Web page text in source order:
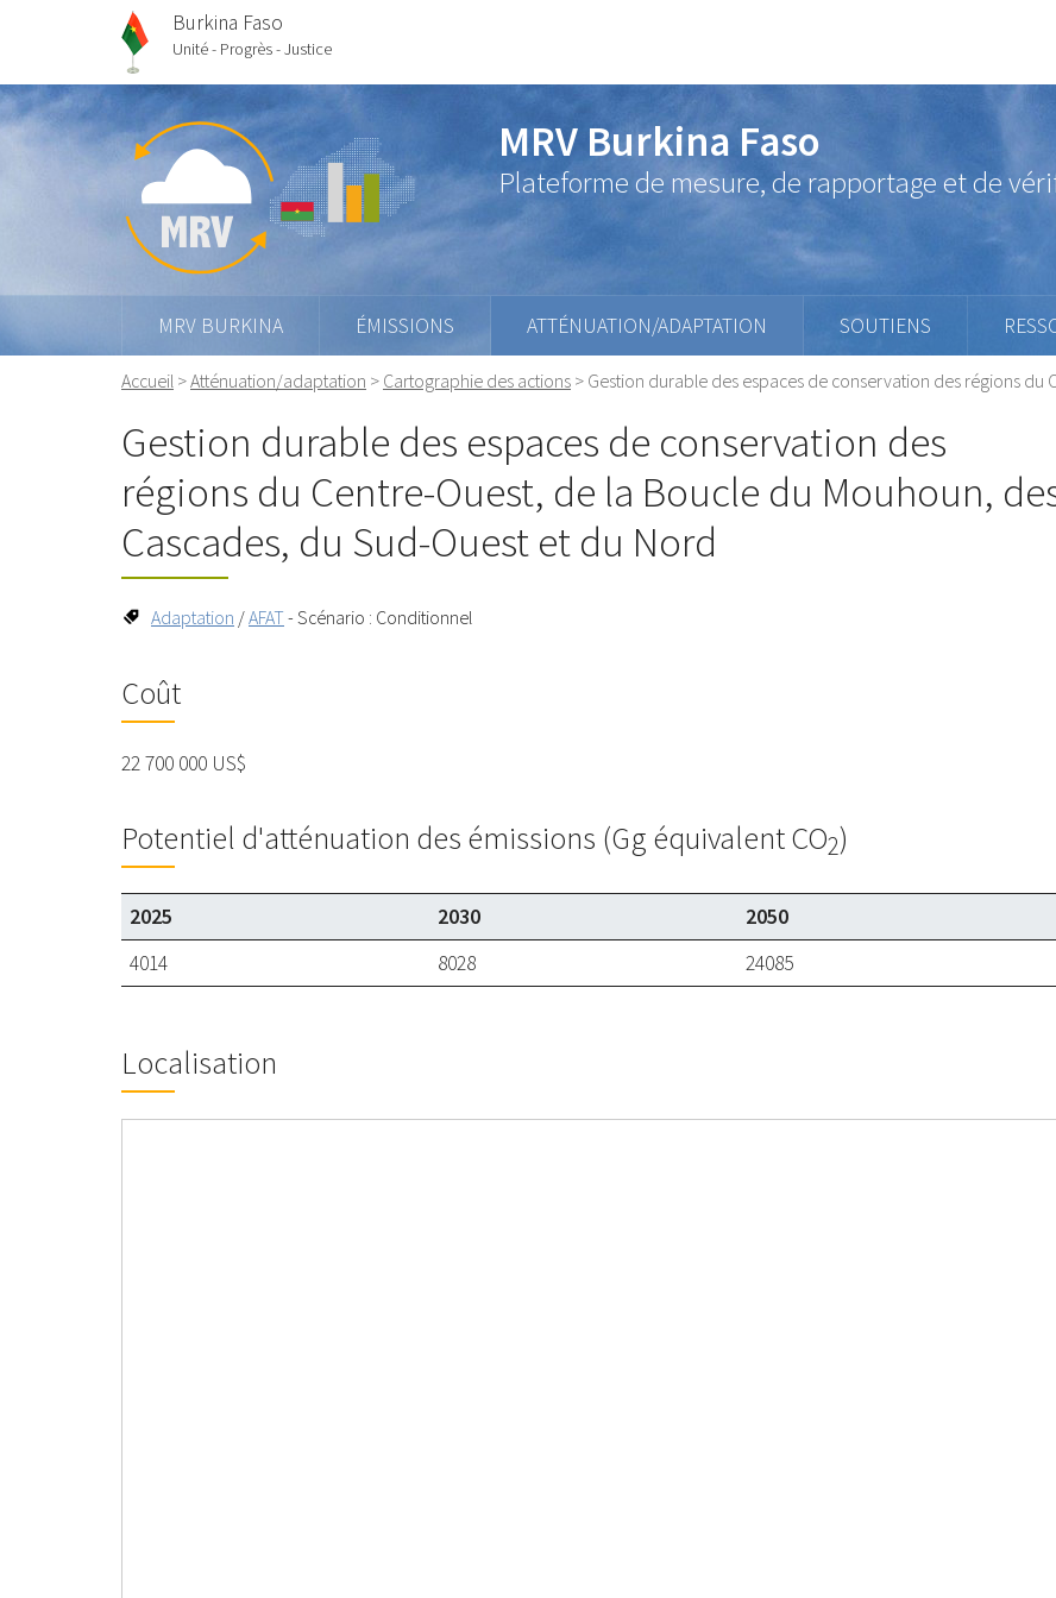
Burkina Faso
Unité - Progrès - Justice
MRV Burkina Faso
Plateforme de mesure, de rapportage et de
MRV BURKINA ÉMISSIONS ATTÉNUATION/ADAPTATION SOUTIENS
Accueil >Atténuation/adaptation > Cartographie des actions > Gestion durable des espaces de conservation des régions du
Gestion durable des espaces de conservation des
régions du Centre-Ouest, de la Boucle du Mouhoun,
Cascades, du Sud-Ouest et du Nord
Adaptation /AFAT- Scénario : Conditionnel
Coût
22 700 000 US$
Potentiel d'atténuation des émissions (Gg équivalent CO2)
2025 2030
2050
4014
8028 24085
Localisation